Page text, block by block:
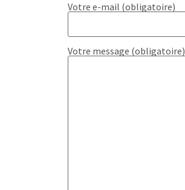
Votre e-mail (obligatoire)
Votre message (obligatoire)